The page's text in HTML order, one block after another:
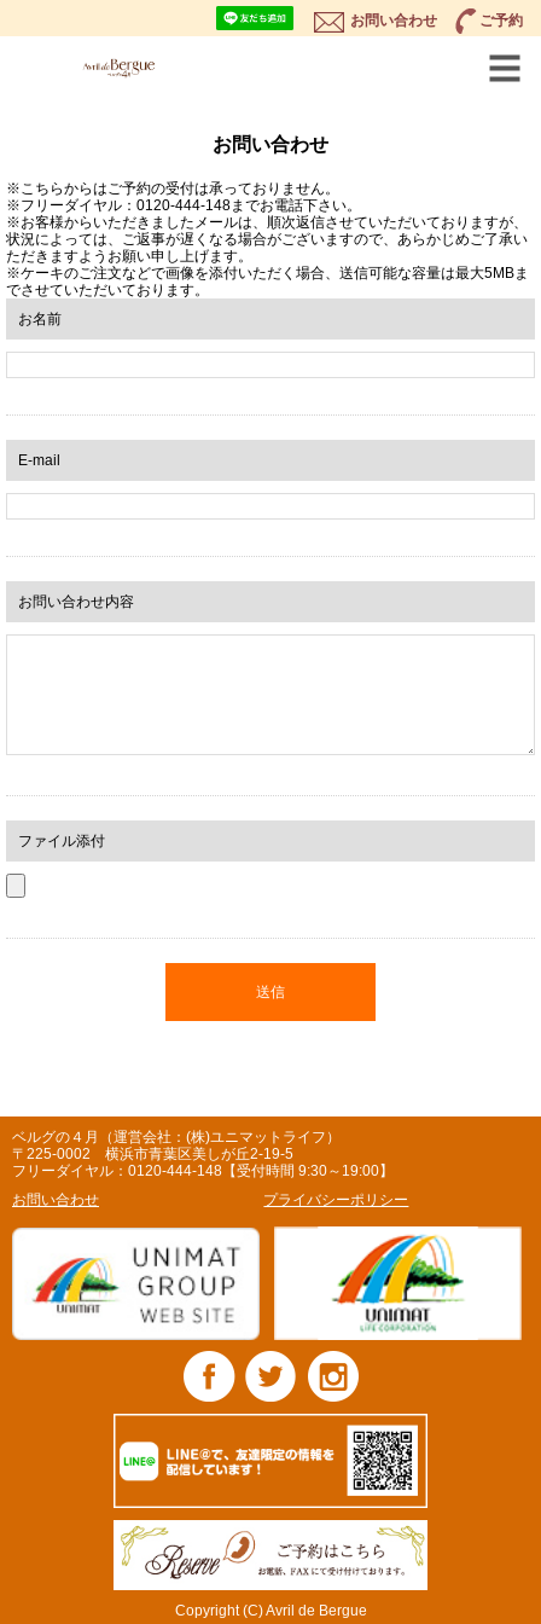
お問い合わせ ご予約
お問い合わせ
※こちらからはご予約の受付は承っておりません。
※フリーダイヤル：0120-444-148までお電話下さい。
※お客様からいただきましたメールは、順次返信させていただいておりますが、
状況によっては、ご返事が遅くなる場合がございますので、あらかじめご了承い
ただきますようお願い申し上げます。
※ケーキのご注文などで画像を添付いただく場合、送信可能な容量は最大5MBま
でさせていただいております。
お名前
E-mail
お問い合わせ内容
ファイル添付
ベルグの４月（運営会社：(株)ユニマットライフ）
〒225-0002 横浜市青葉区美しが丘2-19-5
フリーダイヤル：0120-444-148【受付時間 9:30～19:00】
お問い合わせ
プライバシーポリシー
Copyright (C) Avril de Bergue